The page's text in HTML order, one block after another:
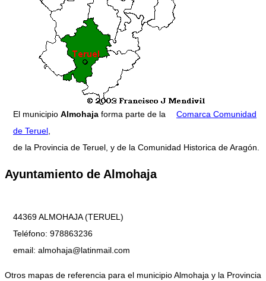
El municipio Almohaja forma parte de la
Comarca Comunidad
de Teruel,
de la Provincia de Teruel, y de la Comunidad Historica de Aragón.
Ayuntamiento de Almohaja
44369 ALMOHAJA (TERUEL)
Teléfono: 978863236
email: almohaja@latinmail.com
Otros mapas de referencia para el municipio Almohaja y la Provincia